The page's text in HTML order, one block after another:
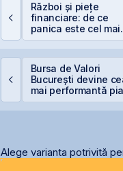
Război și piețe
financiare: de ce
panica este cel mai
scump sfat
Bursa de Valori
București devine
mai performantă
Alege varianta potrivită